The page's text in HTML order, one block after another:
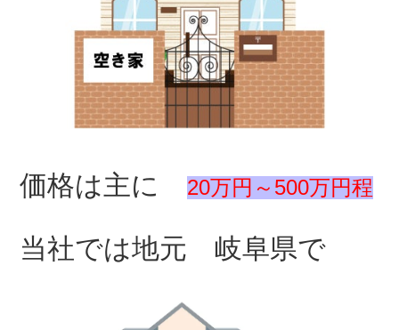
価格は主に20万円 ～500万円程
当社では地元 岐阜県で